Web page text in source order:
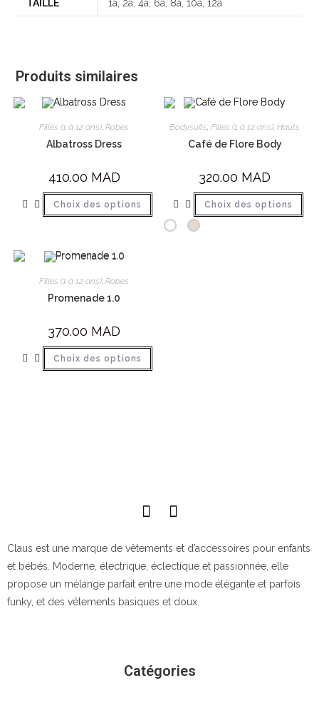
TAILLE 1a, 2a, 4a, 6a, 8a, 10a, 12a
Produits similaires
Filles (1 à 12 ans),Robes
Albatross Dress
410.00 MAD
Choix des options
Bodysuits,Filles (1 à 12 ans),Hauts
Café de Flore Body
320.00 MAD
Choix des options
Filles (1 à 12 ans) ,Robes
Promenade 1.0
370.00 MAD
Choix des options
Claus est une marque de vêtements et d’accessoires pour enfants
et bébés. Moderne, électrique, éclectique et passionnée, elle
propose un mélange parfait entre une mode élégante et parfois
funky, et des vêtements basiques et doux.
Catégories